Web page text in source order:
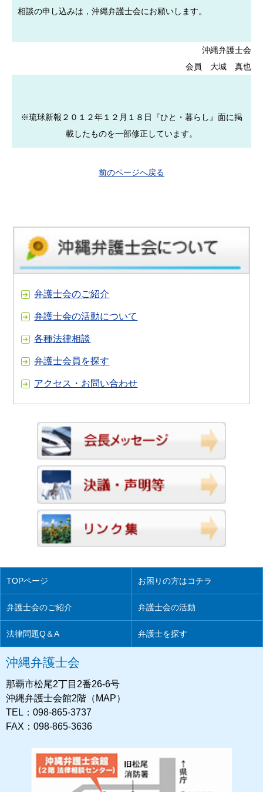
相談の申し込みは，沖縄弁護士会にお願いします。
沖縄弁護士会
会員 大城 真也
※琉球新報２０１２年１２月１８日『ひと・暮らし』面に掲
載したものを一部修正しています。
前のページへ戻る
弁護士会のご紹介
弁護士会の活動について
各種法律相談
弁護士会員を探す
アクセス・お問い合わせ
TOPページ お困りの方はコチラ
弁護士会のご紹介 弁護士会の活動
法律問題Q＆A 弁護士を探す
沖縄弁護士会
那覇市松尾2丁目2番26-6号
沖縄弁護士会館2階（MAP）
TEL：098-865-3737
FAX：098-865-3636